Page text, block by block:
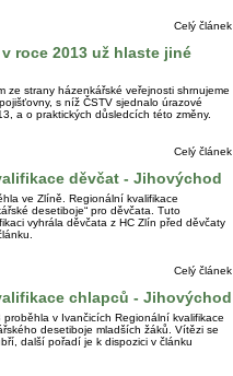
Celý článek
roce 2013 už hlaste jiné
ze strany házenkářské veřejnosti shrnujeme
s níž ČSTV sjednalo úrazové
a o praktických důsledcích této změny.
Celý článek
děvčat - Jihovýchod
ve Zlíně. Regionální kvalifikace
desetiboje“ pro děvčata. Tuto
vyhrála děvčata z HC Zlín před děvčaty
Celý článek
chlapců - Jihovýchod
v Ivančicích Regionální kvalifikace
desetiboje mladších žáků. Vítězi se
další pořadí je k dispozici v článku